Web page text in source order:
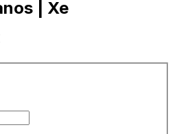
| Xe